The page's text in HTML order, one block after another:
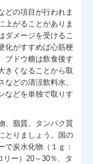
どの項目が行われま
上がることがありま
ダメージを受けるこ
化がすすめば心筋梗
ブドウ糖は飲食後す
きくなることから取
どの清涼飲料水、
などを単独で取りす
、脂質、タンパク質
とりましょう。国の
で炭水化物（１ｇ：
ー）20～30％、タ